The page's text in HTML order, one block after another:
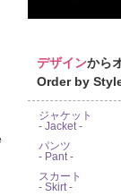
デザインから
Order by
ジャケット
- Jacket -
パンツ
- Pant -
スカート
- Skirt -